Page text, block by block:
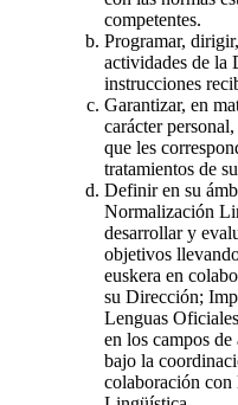
competentes.
Programar,
actividades de la
instrucciones
Garantizar, en
carácter
que les
tratamientos de
Definir en su
Normalización
desarrollar y
objetivos
euskera en
su Dirección;
Lenguas
en los campos
bajo la
colaboración con